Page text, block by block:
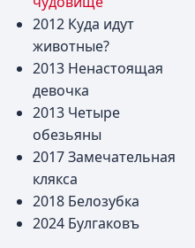
2012 Куда идут
животные?
2013 Ненастоящая
девочка
2013 Четыре
обезьяны
2017 Замечательная
клякса
2018 Белозубка
2024 Булгаковъ